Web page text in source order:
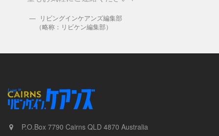
リビングインケアンズ編集部
（略称：リビケン編集部）
P.O.Box 7790 Cairns QLD 4870 Australia